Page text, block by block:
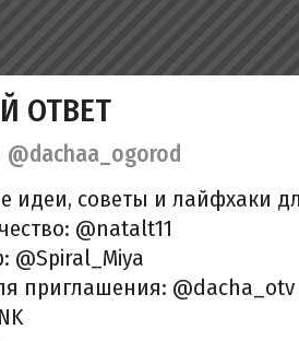
ОТВЕТ
@dachaa_ogorod
идеи, советы и лайфхаки
@natalt11
@Spiral_Miya
приглашения: @dacha_otv